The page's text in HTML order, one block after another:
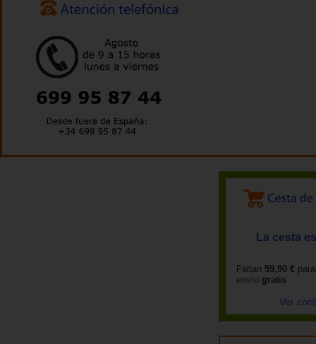
La cesta
Faltan 59,90 €
envío gratis
Ver